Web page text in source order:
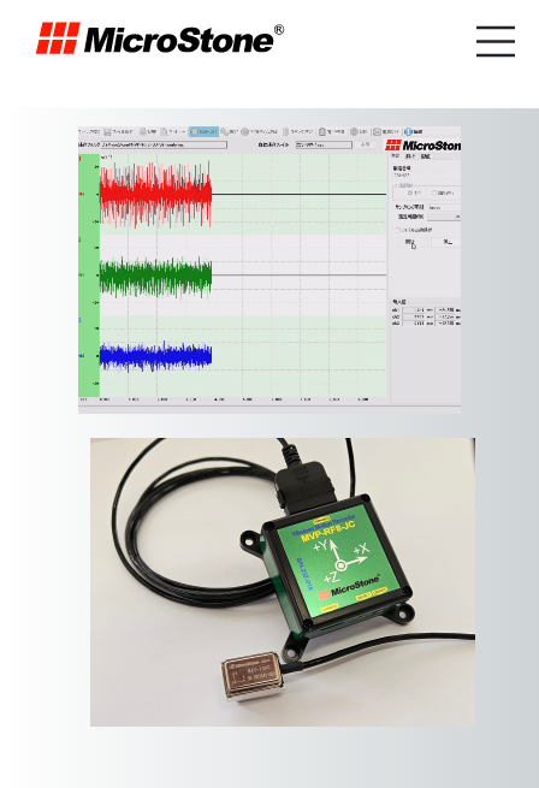
歩行ケア
生涯元気に歩ける人生の一助となるための
「歩行ケア」に関する製品
人体動作向け製品